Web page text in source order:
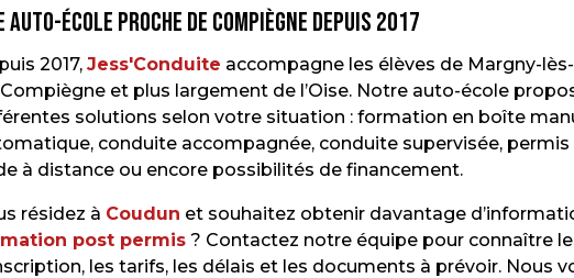
auto-école proche de Compiègne depuis 2017
2017, Jess'Conduite accompagne les élèves de Margny-
et plus largement de l’Oise. Notre auto-école
solutions selon votre situation : formation en boîte
conduite accompagnée, conduite supervisée, permis
à distance ou encore possibilités de financement.
résidez à Coudun et souhaitez obtenir davantage
post permis? Contactez notre équipe pour connaître
les tarifs, les délais et les documents à prévoir. Nous